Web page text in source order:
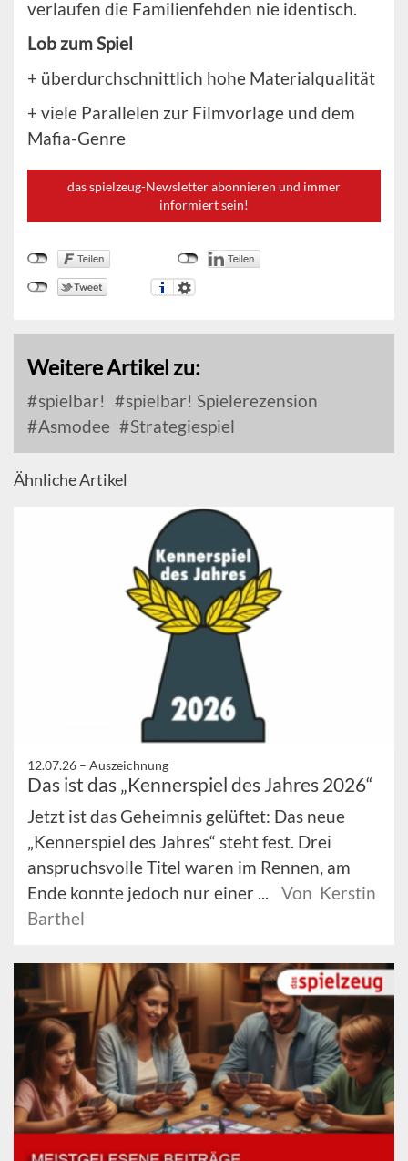
verlaufen die Familienfehden nie identisch.
Lob zum Spiel
+ überdurchschnittlich hohe Materialqualität
+ viele Parallelen zur Filmvorlage und dem
Mafia-Genre
das spielzeug-Newsletter abonnieren und immer
informiert sein!
Weitere Artikel zu:
spielbar!
spielbar! Spielerezension
Asmodee
Strategiespiel
Ähnliche Artikel
12.07.26 – Auszeichnung
Das ist das „Kennerspiel des Jahres 2026“
Jetzt ist das Geheimnis gelüftet: Das neue
„Kennerspiel des Jahres“ steht fest. Drei
anspruchsvolle Titel waren im Rennen, am
Ende konnte jedoch nur einer ...
Von Kerstin
Barthel